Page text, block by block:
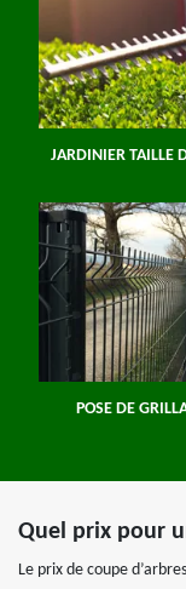
JARDINIER TAILLE
POSE DE
Quel prix pour
Le prix de coupe